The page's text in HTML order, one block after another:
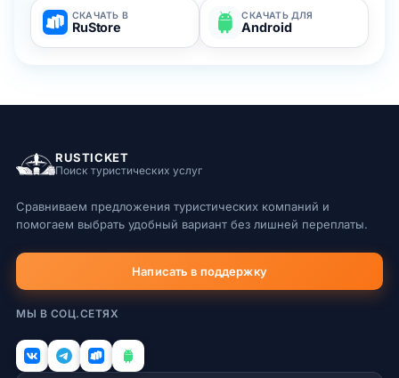
СКАЧАТЬ В
RuStore
СКАЧАТЬ ДЛЯ
Android
RUSTICKET
Поиск туристических услуг
Сравниваем предложения туристических компаний и
помогаем выбрать удобный вариант без лишней переплаты.
Написать в поддержку
МЫ В СОЦ.СЕТЯХ